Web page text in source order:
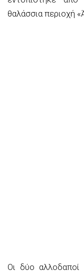
θαλάσσια περιοχή
Οι δύο αλλοδαποί